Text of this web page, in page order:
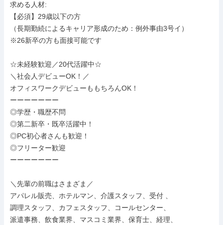
求める人材:
【必須】29歳以下の方
（長期勤続によるキャリア形成のため：例外事由3号イ）
※26新卒の方も面接可能です
☆未経験歓迎／20代活躍中☆
＼社会人デビューOK！／
オフィスワークデビューももちろんOK！
ーーーーーーー
◎学歴・職歴不問
◎第二新卒・既卒活躍中！
◎PC初心者さんも歓迎！
◎フリーター歓迎
ーーーーーーー
＼先輩の前職はさまざま／
アパレル販売、ホテルマン、介護スタッフ、受付 、
調理スタッフ、カフェスタッフ、コールセンター、
派遣事務、飲食業界、マスコミ業界、保育士、経理、